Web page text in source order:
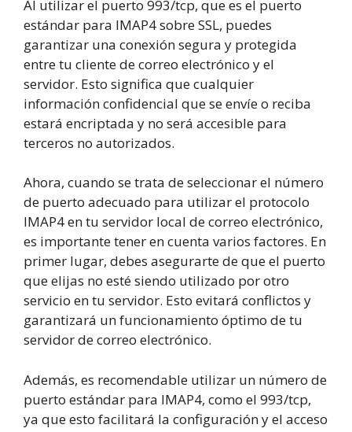
Al utilizar el puerto 993/tcp, que es el puerto
estándar para IMAP4 sobre SSL, puedes
garantizar una conexión segura y protegida
entre tu cliente de correo electrónico y el
servidor. Esto significa que cualquier
información confidencial que se envíe o reciba
estará encriptada y no será accesible para
terceros no autorizados.
Ahora, cuando se trata de seleccionar el número
de puerto adecuado para utilizar el protocolo
IMAP4 en tu servidor local de correo electrónico,
es importante tener en cuenta varios factores. En
primer lugar, debes asegurarte de que el puerto
que elijas no esté siendo utilizado por otro
servicio en tu servidor. Esto evitará conflictos y
garantizará un funcionamiento óptimo de tu
servidor de correo electrónico.
Además, es recomendable utilizar un número de
puerto estándar para IMAP4, como el 993/tcp,
ya que esto facilitará la configuración y el acceso